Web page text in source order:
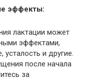
эффекты:
лактации может
эффектами,
и другие.
после начала
за